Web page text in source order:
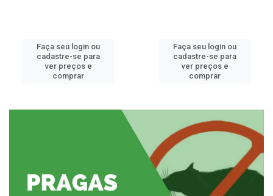
Faça seu login ou
cadastre-se para
ver preços e
comprar
Faça seu login ou
cadastre-se para
ver preços e
comprar